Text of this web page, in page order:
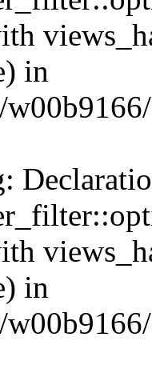
in
in